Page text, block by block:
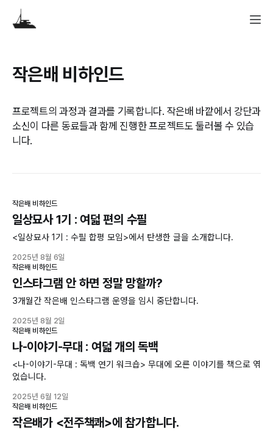
작은배 비하인드
프로젝트의 과정과 결과를 기록합니다. 작은배 바깥에서 강단과
소신이 다른 동료들과 함께 진행한 프로젝트도 둘러볼 수 있습
니다.
작은배 비하인드
일상묘사 1기 : 여덟 편의 수필
<일상묘사 1기 : 수필 합평 모임>에서 탄생한 글을 소개합니다.
2025년 8월 6일
작은배 비하인드
인스타그램 안 하면 정말 망할까?
3개월간 작은배 인스타그램 운영을 임시 중단합니다.
2025년 8월 2일
작은배 비하인드
나-이야기-무대 : 여덟 개의 독백
<나-이야기-무대 : 독백 연기 워크숍> 무대에 오른 이야기를 책으로 엮
었습니다.
2025년 6월 12일
작은배 비하인드
작은배가 <전주책쾌>에 참가합니다.